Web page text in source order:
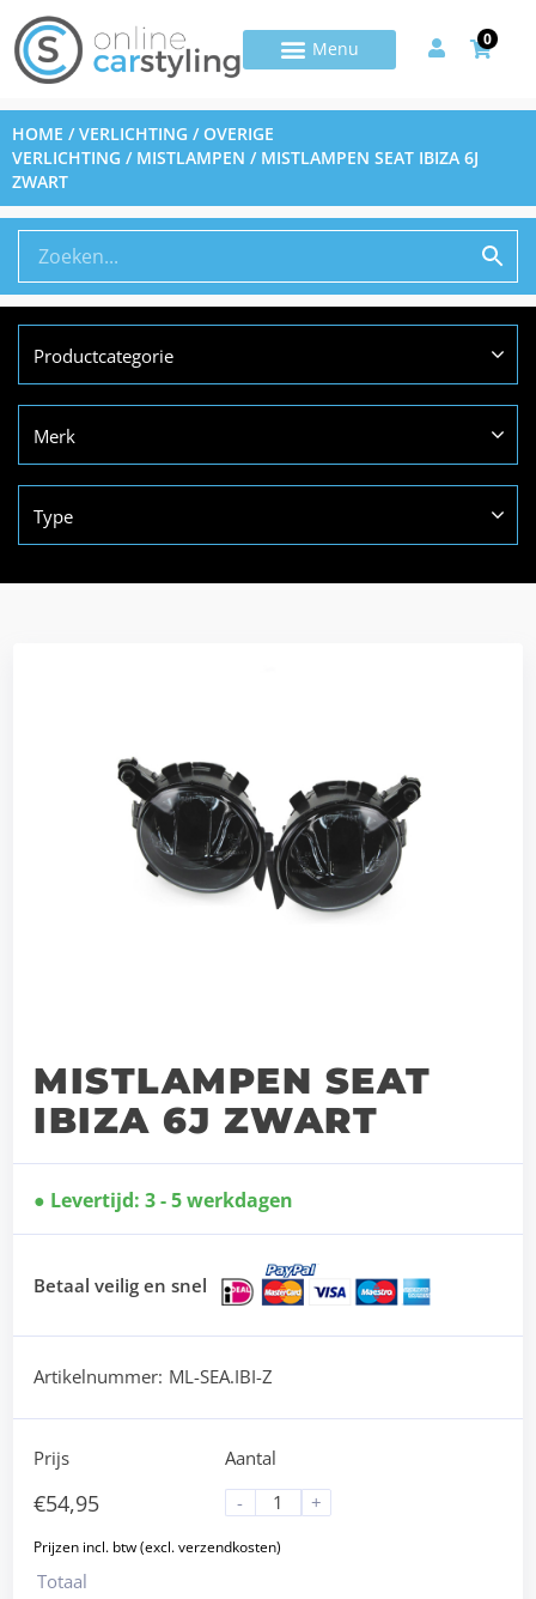
0
HOME /VERLICHTING /OVERIGE
VERLICHTING / MISTLAMPEN / MISTLAMPEN SEAT IBIZA 6J
ZWART
Productcategorie
Merk
Type
MISTLAMPEN SEAT
IBIZA 6J ZWART
Levertijd: 3 - 5 werkdagen
Betaal veilig en snel
Artikelnummer: ML-SEA.IBI-Z
Prijs
€54,95
Aantal
-
+
Totaal